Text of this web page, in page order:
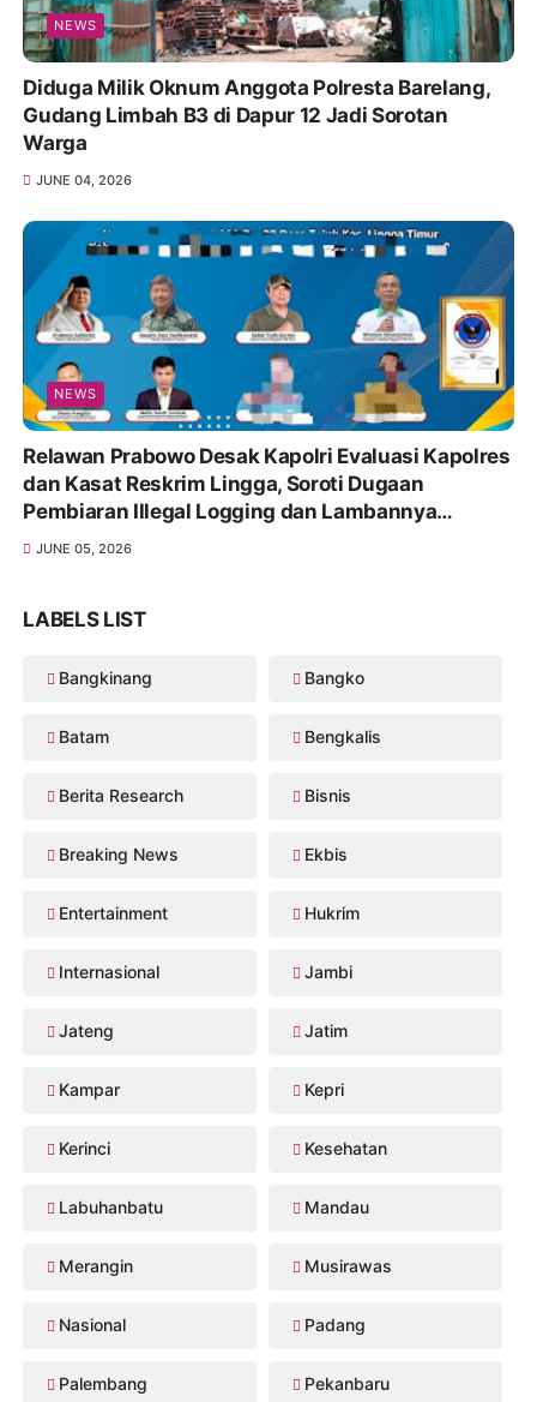
NEWS
Diduga Milik Oknum Anggota Polresta Barelang,
Gudang Limbah B3 di Dapur 12 Jadi Sorotan
Warga
JUNE 04, 2026
NEWS
Relawan Prabowo Desak Kapolri Evaluasi Kapolres
dan Kasat Reskrim Lingga, Soroti Dugaan
Pembiaran Illegal Logging dan Lambannya
Penanganan Korupsi
JUNE 05, 2026
LABELS LIST
Bangkinang Bangko
Batam Bengkalis
Berita Research Bisnis
Breaking News Ekbis
Entertainment Hukrim
Internasional Jambi
Jateng Jatim
Kampar Kepri
Kerinci Kesehatan
Labuhanbatu Mandau
Merangin Musirawas
Nasional Padang
Palembang Pekanbaru